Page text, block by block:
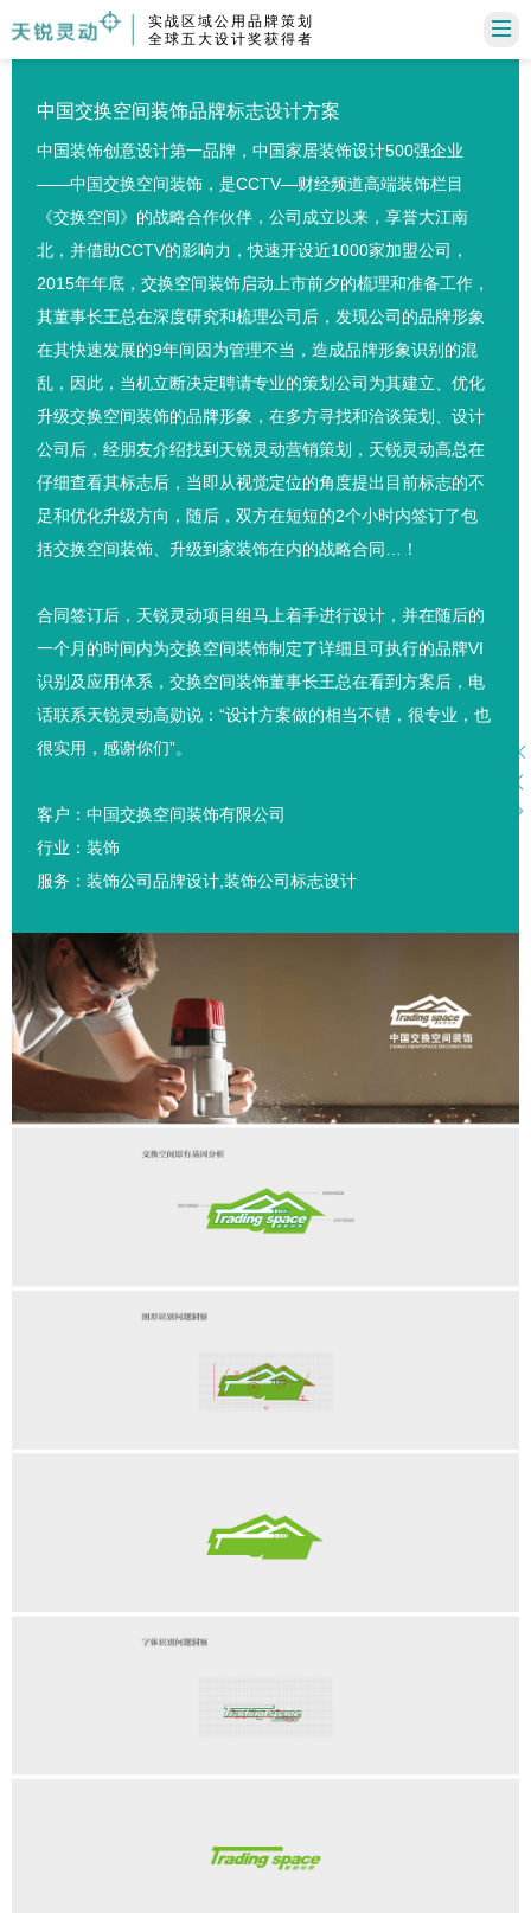
实战区域公用品牌策划
全球五大设计奖获得者
中国交换空间装饰品牌标志设计方案
中国装饰创意设计第一品牌，中国家居装饰设计500强企业
——中国交换空间装饰，是CCTV—财经频道高端装饰栏目
《交换空间》的战略合作伙伴，公司成立以来，享誉大江南
北，并借助CCTV的影响力，快速开设近1000家加盟公司，
2015年年底，交换空间装饰启动上市前夕的梳理和准备工作，
其董事长王总在深度研究和梳理公司后，发现公司的品牌形象
在其快速发展的9年间因为管理不当，造成品牌形象识别的混
乱，因此，当机立断决定聘请专业的策划公司为其建立、优化
升级交换空间装饰的品牌形象，在多方寻找和洽谈策划、设计
公司后，经朋友介绍找到天锐灵动营销策划，天锐灵动高总在
仔细查看其标志后，当即从视觉定位的角度提出目前标志的不
足和优化升级方向，随后，双方在短短的2个小时内签订了包
括交换空间装饰、升级到家装饰在内的战略合同…！
合同签订后，天锐灵动项目组马上着手进行设计，并在随后的
一个月的时间内为交换空间装饰制定了详细且可执行的品牌VI
识别及应用体系，交换空间装饰董事长王总在看到方案后，电
话联系天锐灵动高勋说：“设计方案做的相当不错，很专业，也
很实用，感谢你们”。
客户：中国交换空间装饰有限公司
行业：装饰
服务：装饰公司品牌设计,装饰公司标志设计